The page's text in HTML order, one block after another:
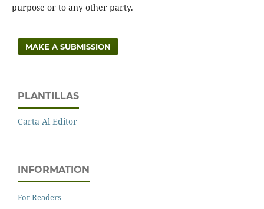
purpose or to any other party.
MAKE A SUBMISSION
PLANTILLAS
Carta Al Editor
INFORMATION
For Readers